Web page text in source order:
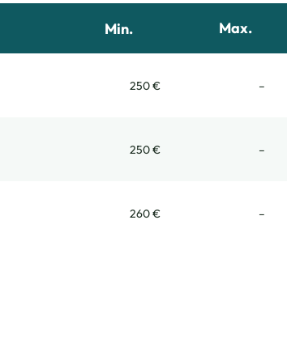
Min. Max.
250 € –
250 € –
260 € –